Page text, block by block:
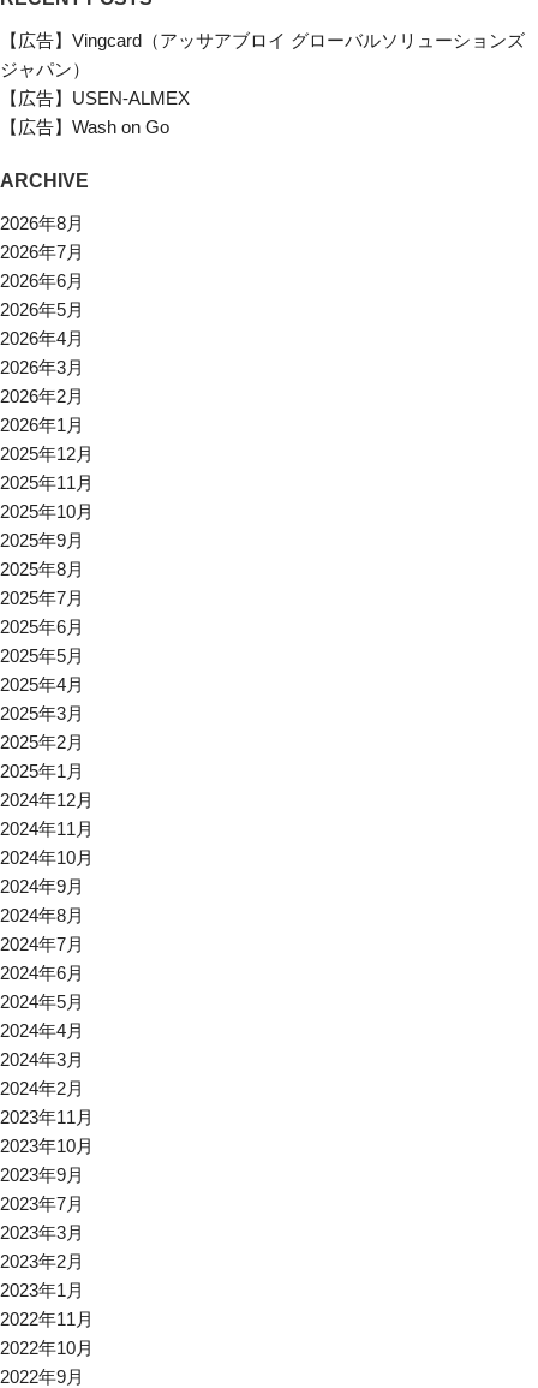
【広告】Vingcard（アッサアブロイ グローバルソリューションズ
ジャパン）
【広告】USEN-ALMEX
【広告】Wash on Go
ARCHIVE
2026年8月
2026年7月
2026年6月
2026年5月
2026年4月
2026年3月
2026年2月
2026年1月
2025年12月
2025年11月
2025年10月
2025年9月
2025年8月
2025年7月
2025年6月
2025年5月
2025年4月
2025年3月
2025年2月
2025年1月
2024年12月
2024年11月
2024年10月
2024年9月
2024年8月
2024年7月
2024年6月
2024年5月
2024年4月
2024年3月
2024年2月
2023年11月
2023年10月
2023年9月
2023年7月
2023年3月
2023年2月
2023年1月
2022年11月
2022年10月
2022年9月